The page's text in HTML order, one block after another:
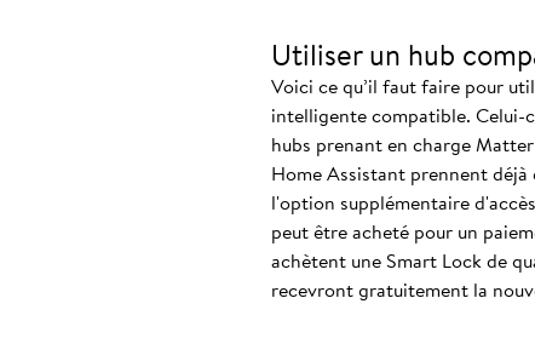
Utiliser un hub
Voici ce qu’il faut faire pour
intelligente compatible. Celui-
hubs prenant en charge
Home Assistant prennent
l'option supplémentaire
peut être acheté pour un
achètent une Smart Lock de
recevront gratuitement la